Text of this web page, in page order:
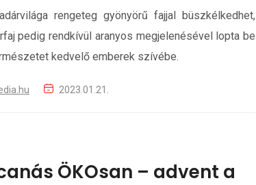
rengeteg gyönyörű fajjal büszkélkedhet,
pedig rendkívül aranyos megjelenésével lopta be
kedvelő emberek szívébe.
2023.01.21.
ÖKOsan – advent a